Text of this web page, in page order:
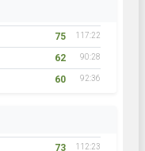
75 117:22
62 90:28
60 92:36
73 112:23